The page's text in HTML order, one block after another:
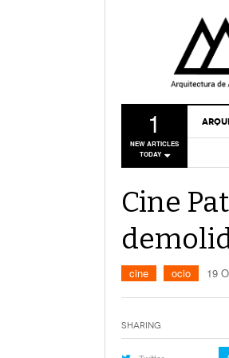
1
NEW ARTICLES
TODAY
Cine
cine ocio 19
Sharing